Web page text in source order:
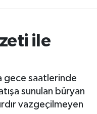
ile
gece saatlerinde
sunulan büryan
vazgeçilmeyen
Fikstür